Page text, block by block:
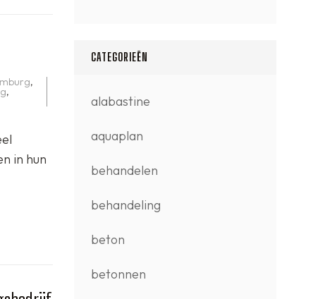
,
,
in hun
CATEGORIEËN
alabastine
aquaplan
behandelen
behandeling
beton
betonnen